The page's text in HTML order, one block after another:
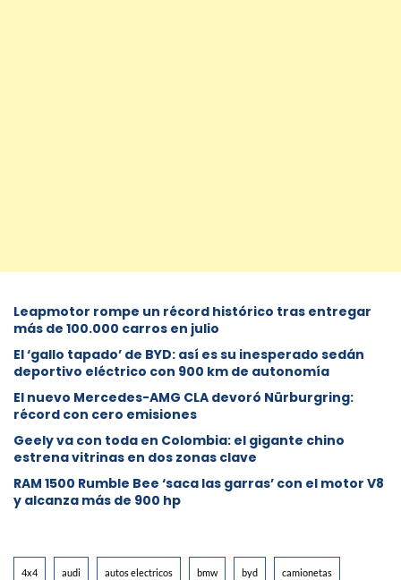
Leapmotor rompe un récord histórico tras entregar
más de 100.000 carros en julio
El ‘gallo tapado’ de BYD: así es su inesperado sedán
deportivo eléctrico con 900 km de autonomía
El nuevo Mercedes-AMG CLA devoró Nürburgring:
récord con cero emisiones
Geely va con toda en Colombia: el gigante chino
estrena vitrinas en dos zonas clave
RAM 1500 Rumble Bee ‘saca las garras’ con el motor V8
y alcanza más de 900 hp
4x4 audi autos electricos bmw byd camionetas